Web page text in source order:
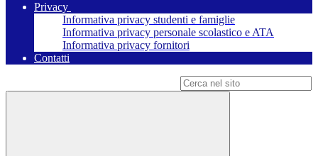
Privacy
Informativa privacy studenti e famiglie
Informativa privacy personale scolastico e ATA
Informativa privacy fornitori
Contatti